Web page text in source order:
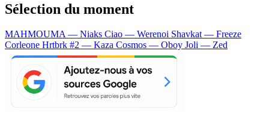
Sélection du moment
MAHMOUMA — Niaks Ciao — Werenoi Shavkat — Freeze
Corleone Hrtbrk #2 — Kaza Cosmos — Oboy Joli — Zed